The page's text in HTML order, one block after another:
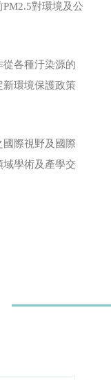
對環境及公
各種汙染源的
新環境保護政策
際視野及國際
學術及產學交